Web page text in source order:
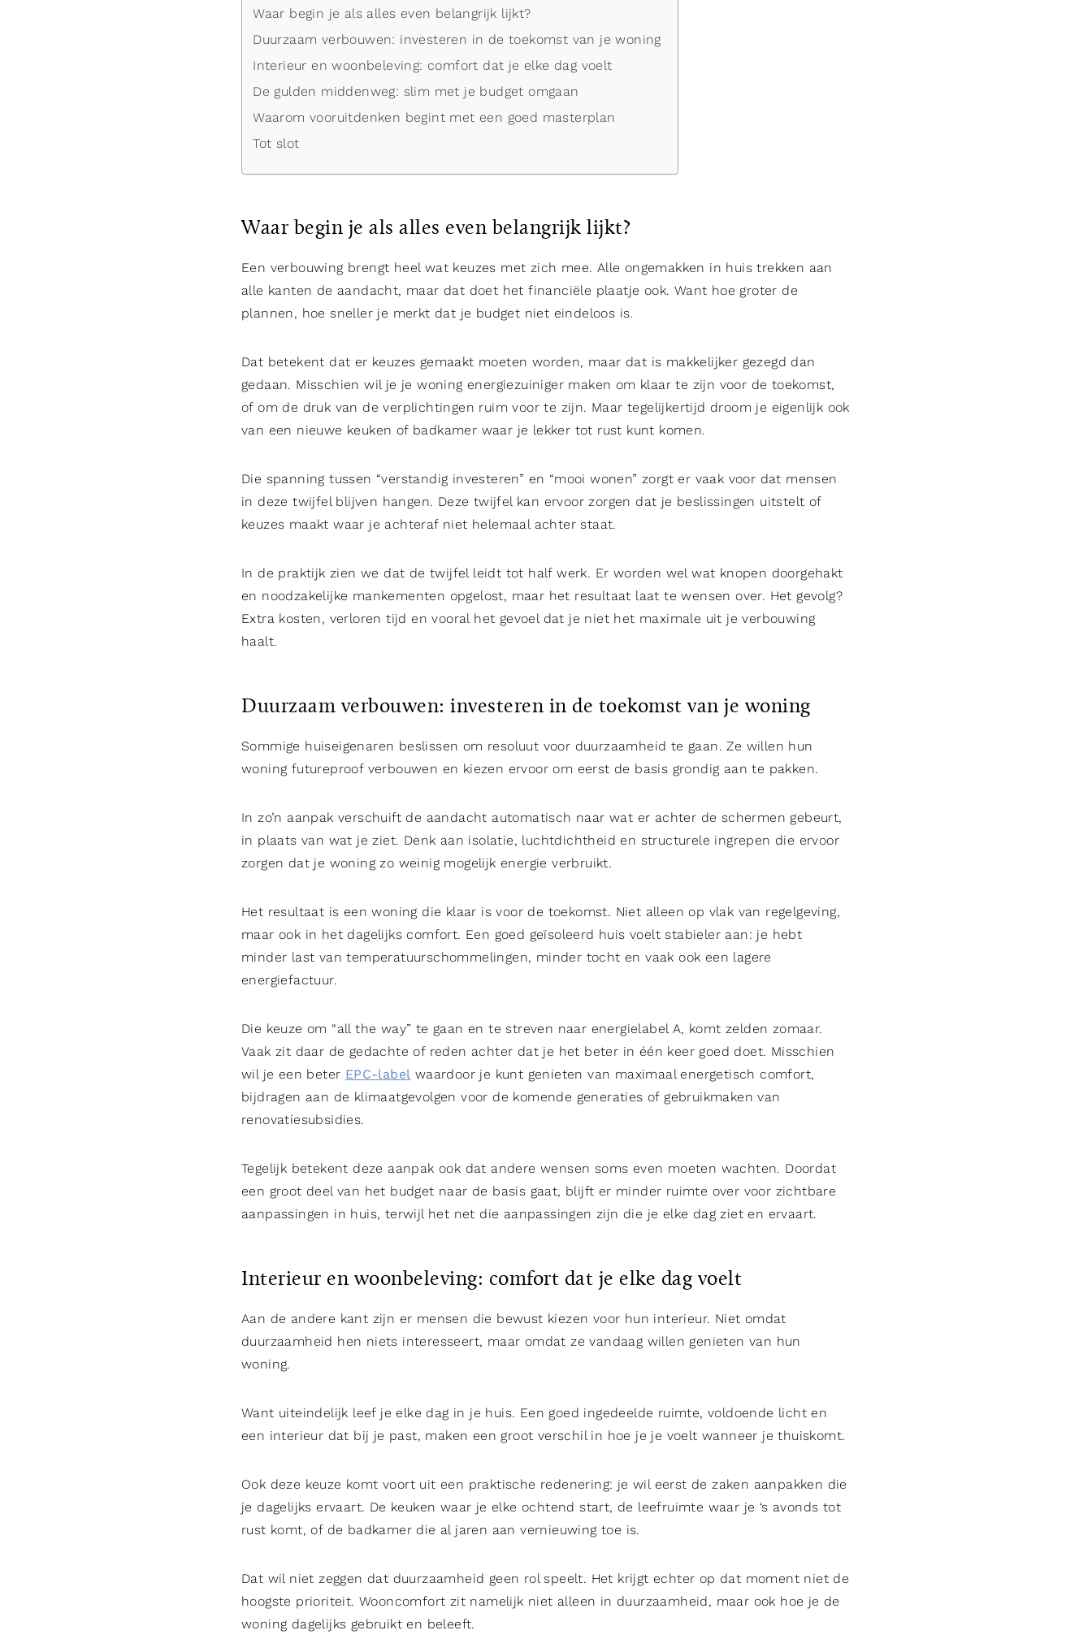
Waar begin je als alles even belangrijk lijkt?
Duurzaam verbouwen: investeren in de toekomst van je woning
Interieur en woonbeleving: comfort dat je elke dag voelt
De gulden middenweg: slim met je budget omgaan
Waarom vooruitdenken begint met een goed masterplan
Tot slot
Waar begin je als alles even belangrijk lijkt?
Een verbouwing brengt heel wat keuzes met zich mee. Alle ongemakken in huis trekken aan
alle kanten de aandacht, maar dat doet het financiële plaatje ook. Want hoe groter de
plannen, hoe sneller je merkt dat je budget niet eindeloos is.
Dat betekent dat er keuzes gemaakt moeten worden, maar dat is makkelijker gezegd dan
gedaan. Misschien wil je je woning energiezuiniger maken om klaar te zijn voor de toekomst,
of om de druk van de verplichtingen ruim voor te zijn. Maar tegelijkertijd droom je eigenlijk ook
van een nieuwe keuken of badkamer waar je lekker tot rust kunt komen.
Die spanning tussen “verstandig investeren” en “mooi wonen” zorgt er vaak voor dat mensen
in deze twijfel blijven hangen. Deze twijfel kan ervoor zorgen dat je beslissingen uitstelt of
keuzes maakt waar je achteraf niet helemaal achter staat.
In de praktijk zien we dat de twijfel leidt tot half werk. Er worden wel wat knopen doorgehakt
en noodzakelijke mankementen opgelost, maar het resultaat laat te wensen over. Het gevolg?
Extra kosten, verloren tijd en vooral het gevoel dat je niet het maximale uit je verbouwing
haalt.
Duurzaam verbouwen: investeren in de toekomst van je woning
Sommige huiseigenaren beslissen om resoluut voor duurzaamheid te gaan. Ze willen hun
woning futureproof verbouwen en kiezen ervoor om eerst de basis grondig aan te pakken.
In zo’n aanpak verschuift de aandacht automatisch naar wat er achter de schermen gebeurt,
in plaats van wat je ziet. Denk aan isolatie, luchtdichtheid en structurele ingrepen die ervoor
zorgen dat je woning zo weinig mogelijk energie verbruikt.
Het resultaat is een woning die klaar is voor de toekomst. Niet alleen op vlak van regelgeving,
maar ook in het dagelijks comfort. Een goed geïsoleerd huis voelt stabieler aan: je hebt
minder last van temperatuurschommelingen, minder tocht en vaak ook een lagere
energiefactuur.
Die keuze om “all the way” te gaan en te streven naar energielabel A, komt zelden zomaar.
Vaak zit daar de gedachte of reden achter dat je het beter in één keer goed doet. Misschien
wil je een beter EPC-label waardoor je kunt genieten van maximaal energetisch comfort,
bijdragen aan de klimaatgevolgen voor de komende generaties of gebruikmaken van
renovatiesubsidies.
Tegelijk betekent deze aanpak ook dat andere wensen soms even moeten wachten. Doordat
een groot deel van het budget naar de basis gaat, blijft er minder ruimte over voor zichtbare
aanpassingen in huis, terwijl het net die aanpassingen zijn die je elke dag ziet en ervaart.
Interieur en woonbeleving: comfort dat je elke dag voelt
Aan de andere kant zijn er mensen die bewust kiezen voor hun interieur. Niet omdat
duurzaamheid hen niets interesseert, maar omdat ze vandaag willen genieten van hun
woning.
Want uiteindelijk leef je elke dag in je huis. Een goed ingedeelde ruimte, voldoende licht en
een interieur dat bij je past, maken een groot verschil in hoe je je voelt wanneer je thuiskomt.
Ook deze keuze komt voort uit een praktische redenering: je wil eerst de zaken aanpakken die
je dagelijks ervaart. De keuken waar je elke ochtend start, de leefruimte waar je ‘s avonds tot
rust komt, of de badkamer die al jaren aan vernieuwing toe is.
Dat wil niet zeggen dat duurzaamheid geen rol speelt. Het krijgt echter op dat moment niet de
hoogste prioriteit. Wooncomfort zit namelijk niet alleen in duurzaamheid, maar ook hoe je de
woning dagelijks gebruikt en beleeft.